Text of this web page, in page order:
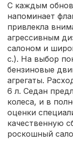
С каждым
напоминает
привлекла
агрессивным
салоном и
с.). На выбор
бензиновые
агрегаты.
6 л. Седан
колеса, и в
оценки
качественную
роскошный